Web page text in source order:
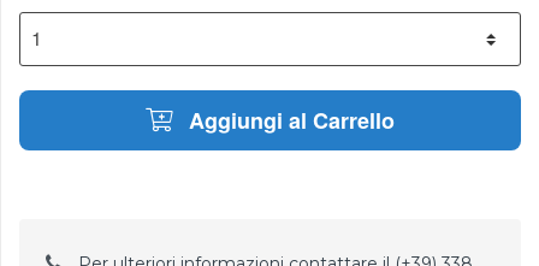
Aggiungi al Carrello